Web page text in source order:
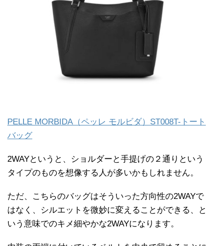
PELLE MORBIDA（ペッレ モルビダ）ST008T-トート
バッグ
2WAYというと、ショルダーと手提げの２通りという
タイプのものを想像する人が多いかもしれません。
ただ、こちらのバッグはそういった方向性の2WAYで
はなく、シルエットを微妙に変えることができる、と
いう意味でのキメ細やかな2WAYになります。